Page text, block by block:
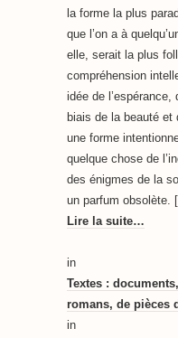
la forme la plus
que l’on a à
elle, serait la plus
compréhension
idée de
biais de la beauté et
une forme
quelque chose de
des énigmes de la
un parfum obsolète.
Lire la suite…
in
Textes :
romans, de pièces
in